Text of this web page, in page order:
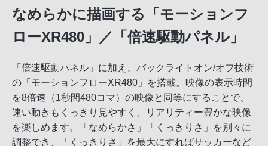
なめらかに描画する「モーションフ
ローXR480」／「倍速駆動パネル」
「倍速駆動パネル」に加え、バックライトオン/オフ技術
の「モーションフローXR480」を搭載。映像の表示時間
を8倍速（1秒間480コマ）の映像と同等にすることで、
速い動きもくっきり見やすく、リアリティー豊かな映像
を楽しめます。「なめらかさ」「くっきりさ」を別々に
調整でき、「くっきりさ」を最大にすればサッカーなど